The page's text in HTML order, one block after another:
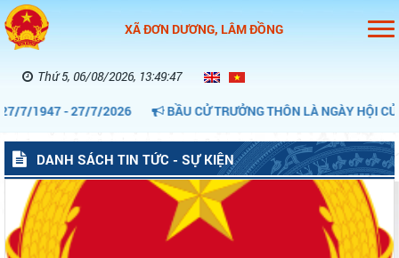
XÃ ĐƠN DƯƠNG, LÂM ĐỒNG
Thứ 5, 06/08/2026, 13:49:48
- 27/7/2026 BẦU CỬ TRƯỞNG THÔN LÀ NGÀY HỘI CỦA
DANH SÁCH TIN TỨC - SỰ KIỆN